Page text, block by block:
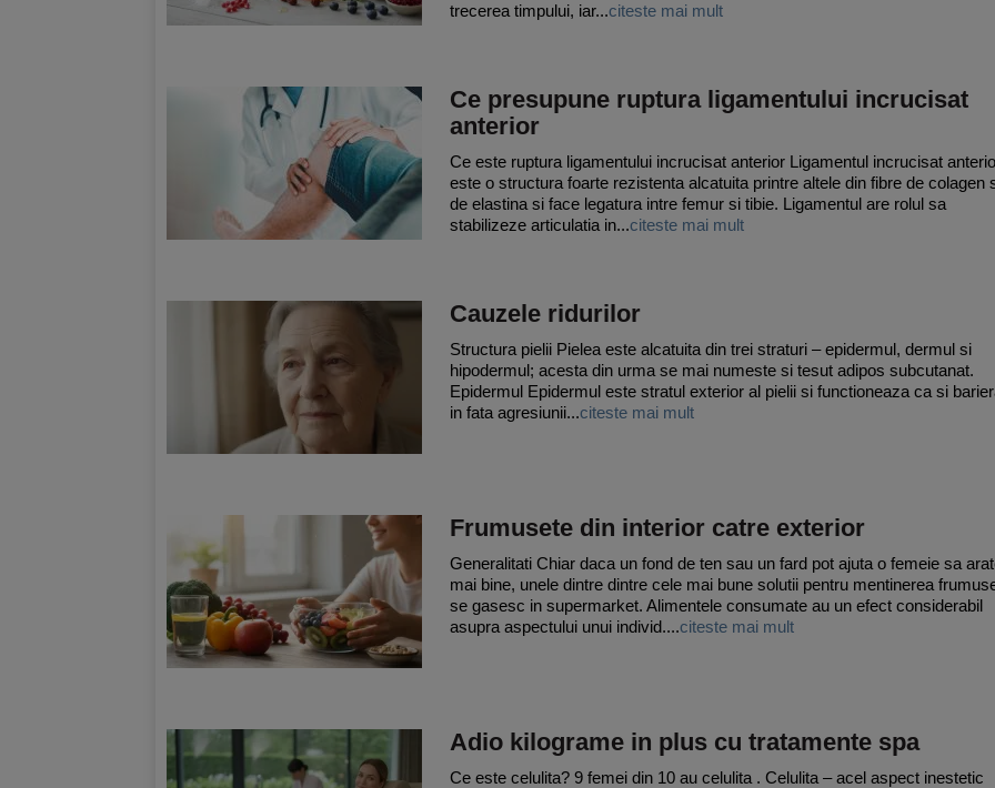
trecerea timpului, iar...citeste mai mult
Ce presupune ruptura ligamentului incrucisat
anterior
Ce este ruptura ligamentului incrucisat anterior Ligamentul incrucisat
este o structura foarte rezistenta alcatuita printre altele din fibre de colagen
de elastina si face legatura intre femur si tibie. Ligamentul are rolul sa
stabilizeze articulatia in...citeste mai mult
Cauzele ridurilor
Structura pielii Pielea este alcatuita din trei straturi – epidermul, dermul si
hipodermul; acesta din urma se mai numeste si tesut adipos subcutanat.
Epidermul Epidermul este stratul exterior al pielii si functioneaza ca si
in fata agresiunii...citeste mai mult
Frumusete din interior catre exterior
Generalitati Chiar daca un fond de ten sau un fard pot ajuta o femeie sa
mai bine, unele dintre dintre cele mai bune solutii pentru mentinerea
se gasesc in supermarket. Alimentele consumate au un efect considerabil
asupra aspectului unui individ....citeste mai mult
Adio kilograme in plus cu tratamente spa
Ce este celulita? 9 femei din 10 au celulita . Celulita – acel aspect inestetic